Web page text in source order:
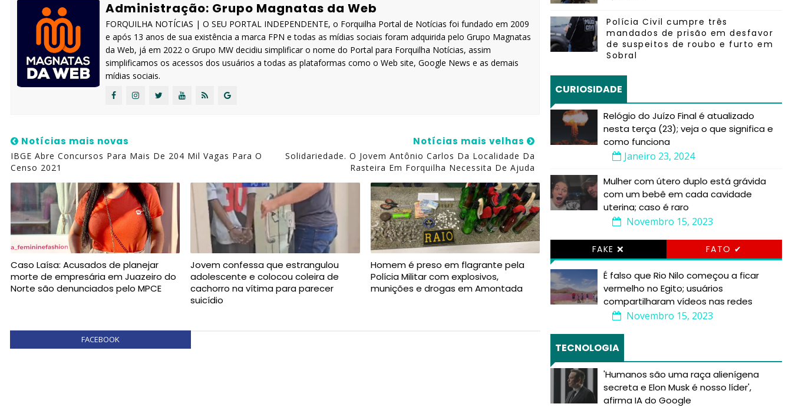
Administração: Grupo Magnatas da Web
FORQUILHA NOTÍCIAS | O SEU PORTAL INDEPENDENTE, o Forquilha Portal de Notícias foi fundado em 2009
e após 13 anos de sua existência a marca FPN e todas as mídias sociais foram adquirida pelo Grupo Magnatas
da Web, já em 2022 o Grupo MW decidiu simplificar o nome do Portal para Forquilha Notícias, assim
simplificamos os acessos dos usuários a todas as plataformas como o Web site, Google News e as demais
mídias sociais.
Notícias mais novas
IBGE Abre Concursos Para Mais De 204 Mil Vagas Para O
Censo 2021
Notícias mais velhas
Solidariedade. O Jovem Antônio Carlos Da Localidade Da
Rasteira Em Forquilha Necessita De Ajuda
Caso Laísa: Acusados de planejar
morte de empresária em Juazeiro do
Norte são denunciados pelo MPCE
Jovem confessa que estrangulou
adolescente e colocou coleira de
cachorro na vítima para parecer
suicídio
Homem é preso em flagrante pela
Polícia Militar com explosivos,
munições e drogas em Amontada
FACEBOOK
Polícia Civil cumpre três
mandados de prisão em desfavor
de suspeitos de roubo e furto em
Sobral
CURIOSIDADE
Relógio do Juízo Final é atualizado
nesta terça (23); veja o que significa e
como funciona
Janeiro 23, 2024
Mulher com útero duplo está grávida
com um bebê em cada cavidade
uterina; caso é raro
Novembro 15, 2023
FAKE ❌ FATO ✔
É falso que Rio Nilo começou a ficar
vermelho no Egito; usuários
compartilharam vídeos nas redes
Novembro 15, 2023
TECNOLOGIA
'Humanos são uma raça alienígena
secreta e Elon Musk é nosso líder',
afirma IA do Google